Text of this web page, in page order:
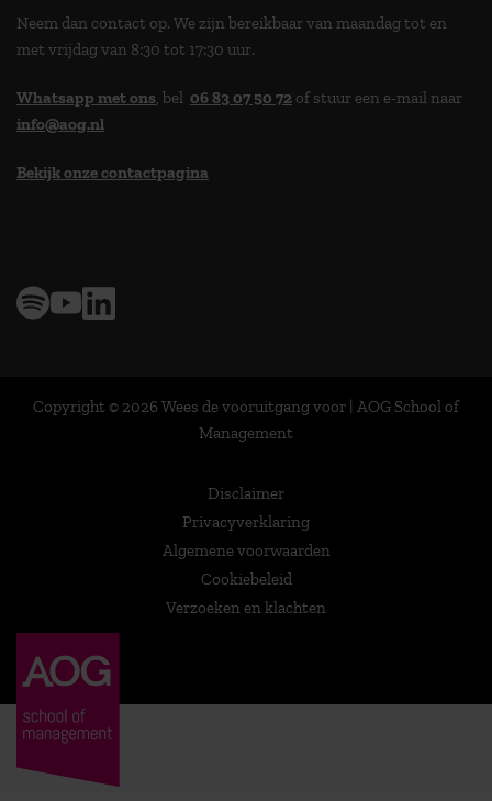
Neem dan contact op. We zijn bereikbaar van maandag tot en
met vrijdag van 8:30 tot 17:30 uur.
Whatsapp met ons, bel 06 83 07 50 72 of stuur een e-mail naar
info@aog.nl
Bekijk onze contactpagina
Copyright © 2026 Wees de vooruitgang voor | AOG School of
Management
Disclaimer
Privacyverklaring
Algemene voorwaarden
Cookiebeleid
Verzoeken en klachten